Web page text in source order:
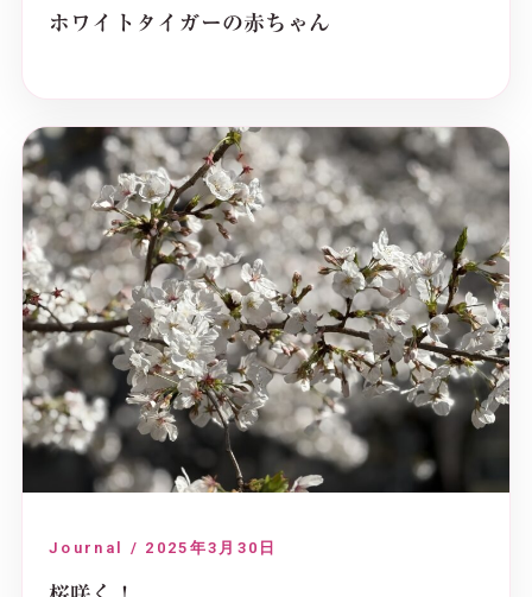
ホワイトタイガーの赤ちゃん
Journal / 2025年3月30日